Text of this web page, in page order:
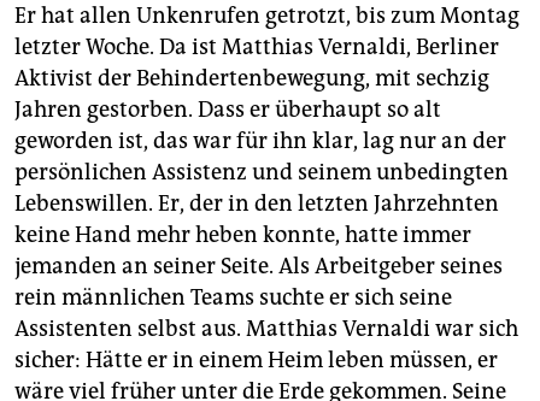
Er hat allen Unkenrufen getrotzt, bis zum Montag
letzter Woche. Da ist Matthias Vernaldi, Berliner
Aktivist der Behindertenbewegung, mit sechzig
Jahren gestorben. Dass er überhaupt so alt
geworden ist, das war für ihn klar, lag nur an der
persönlichen Assistenz und seinem unbedingten
Lebenswillen. Er, der in den letzten Jahrzehnten
keine Hand mehr heben konnte, hatte immer
jemanden an seiner Seite. Als Arbeitgeber seines
rein männlichen Teams suchte er sich seine
Assistenten selbst aus. Matthias Vernaldi war sich
sicher: Hätte er in einem Heim leben müssen, er
wäre viel früher unter die Erde gekommen. Seine